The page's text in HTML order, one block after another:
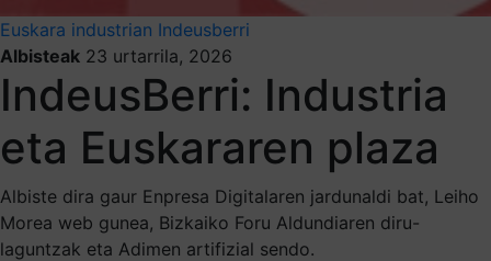
Euskara industrian Indeusberri
Albisteak 23 urtarrila, 2026
IndeusBerri: Industria
eta Euskararen plaza
Albiste dira gaur Enpresa Digitalaren jardunaldi bat, Leiho
Morea web gunea, Bizkaiko Foru Aldundiaren diru-
laguntzak eta Adimen artifizial sendo.